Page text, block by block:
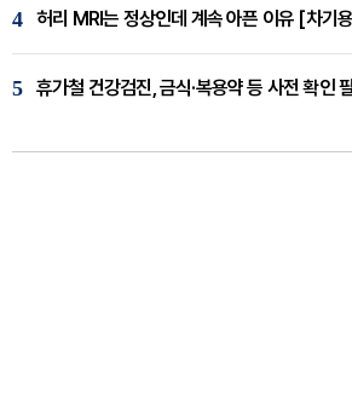
4 허리 MRI는 정상인데 계속 아픈 이유 [차기
5 휴가철 건강검진, 금식·복용약 등 사전 확인